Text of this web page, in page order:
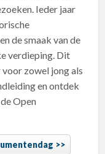
Ieder jaar
de smaak van de
verdieping. Dit
voor zowel jong als
en ontdek
Open